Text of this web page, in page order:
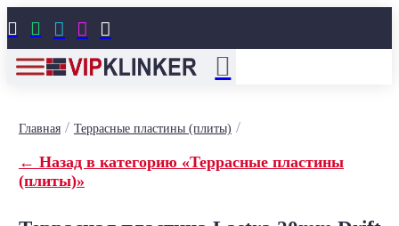
    
Главная/ Террасные пластины (плиты) /
← Назад в категорию «Террасные пластины
(плиты)»